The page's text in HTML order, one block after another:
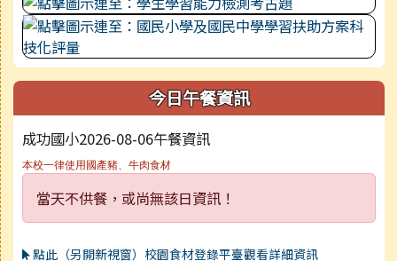
今日午餐資訊
成功國小2026-08-06午餐資訊
本校一律使用國產豬、牛肉食材
當天不供餐，或尚無該日資訊！
點此（另開新視窗）校園食材登錄平臺觀看詳細資訊